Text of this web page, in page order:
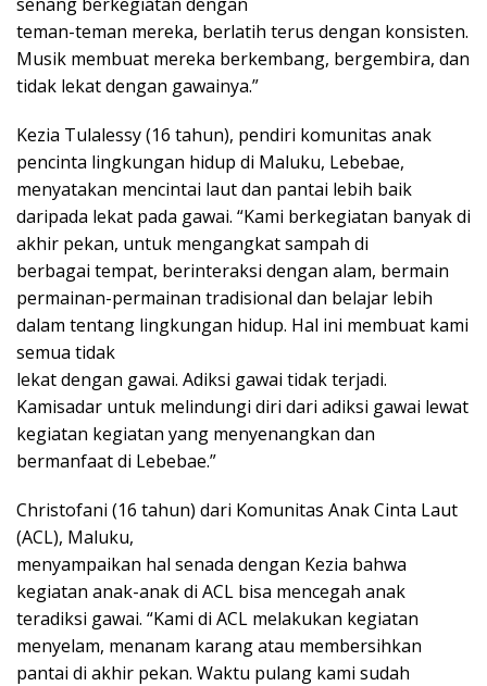
teman-teman mereka, berlatih terus dengan konsisten.
Musik membuat mereka berkembang, bergembira, dan
tidak lekat dengan gawainya.”
Kezia Tulalessy (16 tahun), pendiri komunitas anak
pencinta lingkungan hidup di Maluku, Lebebae,
menyatakan mencintai laut dan pantai lebih baik
daripada lekat pada gawai. “Kami berkegiatan banyak di
akhir pekan, untuk mengangkat sampah di
berbagai tempat, berinteraksi dengan alam, bermain
permainan-permainan tradisional dan belajar lebih
dalam tentang lingkungan hidup. Hal ini membuat kami
semua tidak
lekat dengan gawai. Adiksi gawai tidak terjadi.
Kamisadar untuk melindungi diri dari adiksi gawai lewat
kegiatan kegiatan yang menyenangkan dan
bermanfaat di Lebebae.”
Christofani (16 tahun) dari Komunitas Anak Cinta Laut
(ACL), Maluku,
menyampaikan hal senada dengan Kezia bahwa
kegiatan anak-anak di ACL bisa mencegah anak
teradiksi gawai. “Kami di ACL melakukan kegiatan
menyelam, menanam karang atau membersihkan
pantai di akhir pekan. Waktu pulang kami sudah